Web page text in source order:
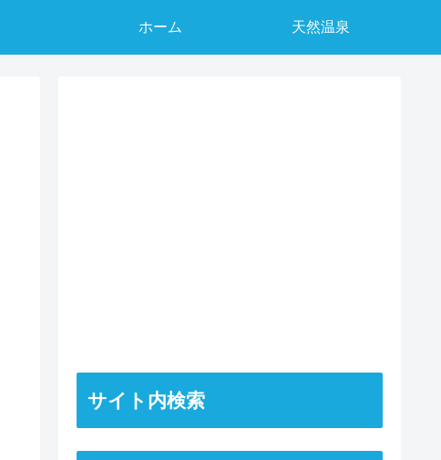
ホーム 天然温泉
サイト内検索